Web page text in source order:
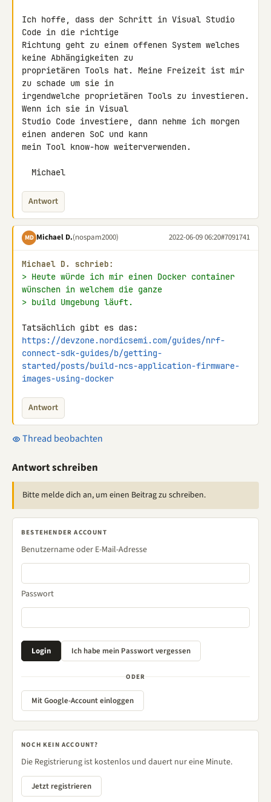
Ich hoffe, dass der Schritt in Visual Studio
Code in die richtige
Richtung geht zu einem offenen System welches
keine Abhängigkeiten zu
proprietären Tools hat. Meine Freizeit ist mir
zu schade um sie in
irgendwelche proprietären Tools zu investieren.
Wenn ich sie in Visual
Studio Code investiere, dann nehme ich morgen
einen anderen SoC und kann
mein Tool know-how weiterverwenden.
  Michael
Antwort
MD Michael D.(nospam2000) 2022-06-09 06:20#7091741
Michael D. schrieb:
> Heute würde ich mir einen Docker container
wünschen in welchem die ganze
> build Umgebung läuft.
https://devzone.nordicsemi.com/guides/nrf-
connect-sdk-guides/b/getting-
started/posts/build-ncs-application-firmware-
images-using-docker
Antwort
Thread beobachten
Antwort schreiben
Bitte melde dich an, um einen Beitrag zu schreiben.
BESTEHENDER ACCOUNT
Benutzername oder E-Mail-Adresse
Passwort
ODER
Mit Google-Account einloggen
NOCH KEIN ACCOUNT?
Die Registrierung ist kostenlos und dauert nur eine Minute.
Jetzt registrieren